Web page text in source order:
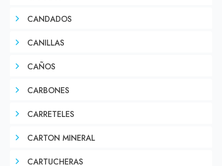
CANDADOS
CANILLAS
CAÑOS
CARBONES
CARRETELES
CARTON MINERAL
CARTUCHERAS